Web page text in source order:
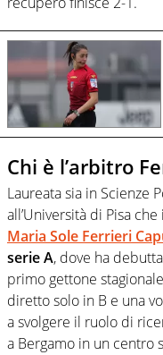
Chi è l’arbitro
Laureata sia in Scienze
all’Università di Pisa
Maria Sole Ferrieri
serie A, dove ha
primo gettone
diretto solo in B e una
a svolgere il ruolo di
a Bergamo in un